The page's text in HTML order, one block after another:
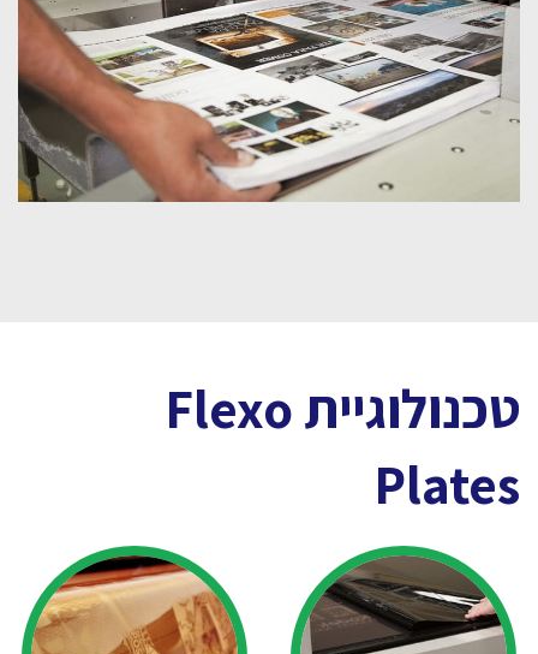
טכנולוגיית Flexo
Plates